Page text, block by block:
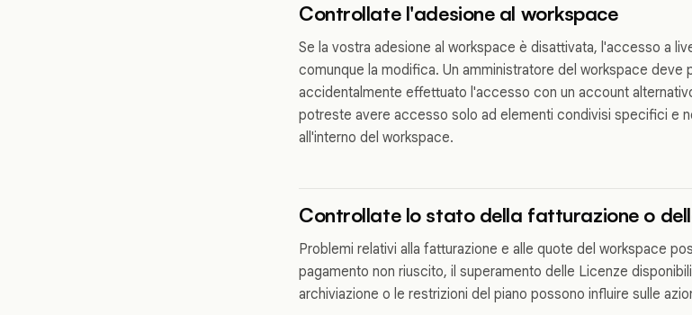
Controllate l'adesione al workspace
Se la vostra adesione al workspace è disattivata, l'accesso a
comunque la modifica. Un amministratore del workspace deve
accidentalmente effettuato l'accesso con un account
potreste avere accesso solo ad elementi condivisi specifici e
all'interno del workspace.
Controllate lo stato della fatturazione o
Problemi relativi alla fatturazione e alle quote del workspace
pagamento non riuscito, il superamento delle Licenze
archiviazione o le restrizioni del piano possono influire sulle